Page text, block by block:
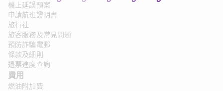
機上延誤預案
申請航班證明書
旅行社
旅客服務及常見問題
預防詐騙電郵
條款及細則
退票進度查詢
費用
燃油附加費